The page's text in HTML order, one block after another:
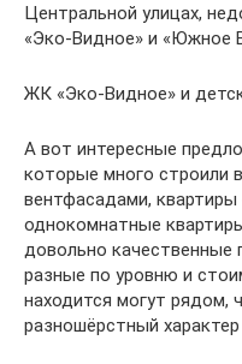
Центральной улицах,
«Эко-Видное» и «Южное
ЖК «Эко-Видное» и
А вот интересные
которые много строили
вентфасадами,
однокомнатные
довольно качественные
разные по уровню и
находится могут рядом,
разношёрстный